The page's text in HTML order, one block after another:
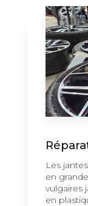
Les
en
vulgaires
en